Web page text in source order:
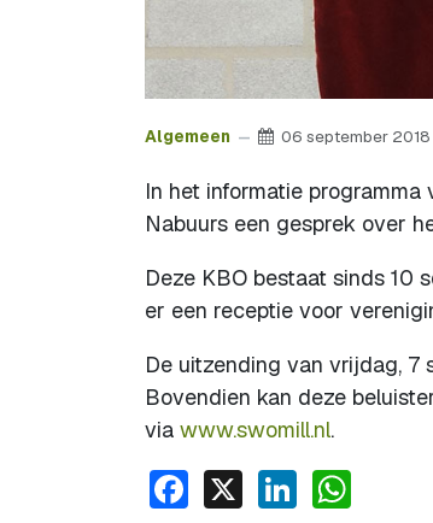
Algemeen 06 september 2018
In het informatie
Nabuurs een gesprek over
Deze KBO bestaat sinds 10
er een receptie voor
De uitzending van vrijdag, 7
Bovendien kan deze
via www.swomill.nl.
Facebook
X LinkedIn